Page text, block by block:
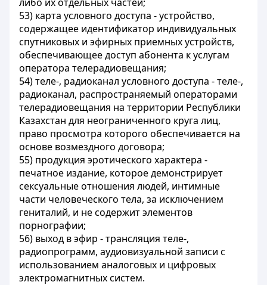
53) карта условного доступа - устройство,
содержащее идентификатор индивидуальных
спутниковых и эфирных приемных устройств,
обеспечивающее доступ абонента к услугам
оператора телерадиовещания;
54) теле-, радиоканал условного доступа - теле-,
радиоканал, распространяемый операторами
телерадиовещания на территории Республики
Казахстан для неограниченного круга лиц,
право просмотра которого обеспечивается на
основе возмездного договора;
55) продукция эротического характера -
печатное издание, которое демонстрирует
сексуальные отношения людей, интимные
части человеческого тела, за исключением
гениталий, и не содержит элементов
порнографии;
56) выход в эфир - трансляция теле-,
радиопрограмм, аудиовизуальной записи с
использованием аналоговых и цифровых
электромагнитных систем.